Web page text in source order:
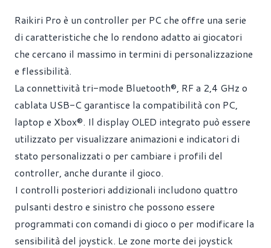
Raikiri Pro è un controller per PC che offre una serie
di caratteristiche che lo rendono adatto ai giocatori
che cercano il massimo in termini di personalizzazione
e flessibilità.
La connettività tri-mode Bluetooth®, RF a 2,4 GHz o
cablata USB-C garantisce la compatibilità con PC,
laptop e Xbox®. Il display OLED integrato può essere
utilizzato per visualizzare animazioni e indicatori di
stato personalizzati o per cambiare i profili del
controller, anche durante il gioco.
I controlli posteriori addizionali includono quattro
pulsanti destro e sinistro che possono essere
programmati con comandi di gioco o per modificare la
sensibilità del joystick. Le zone morte dei joystick